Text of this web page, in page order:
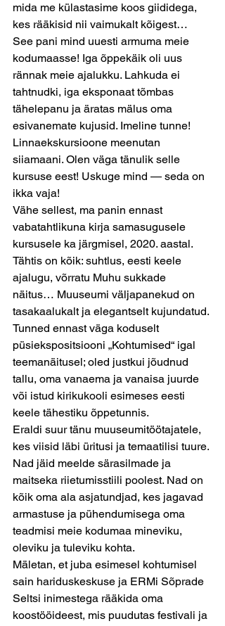
mida me külastasime koos giididega,
kes rääkisid nii vaimukalt kõigest…
See pani mind uuesti armuma meie
kodumaasse! Iga õppekäik oli uus
rännak meie ajalukku. Lahkuda ei
tahtnudki, iga eksponaat tõmbas
tähelepanu ja äratas mälus oma
esivanemate kujusid. Imeline tunne!
Linnaekskursioone meenutan
siiamaani. Olen väga tänulik selle
kursuse eest! Uskuge mind — seda on
ikka vaja!
Vähe sellest, ma panin ennast
vabatahtlikuna kirja samasugusele
kursusele ka järgmisel, 2020. aastal.
Tähtis on kõik: suhtlus, eesti keele
ajalugu, võrratu Muhu sukkade
näitus… Muuseumi väljapanekud on
tasakaalukalt ja elegantselt kujundatud.
Tunned ennast väga koduselt
püsiekspositsiooni „Kohtumised“ igal
teemanäitusel; oled justkui jõudnud
tallu, oma vanaema ja vanaisa juurde
või istud kirikukooli esimeses eesti
keele tähestiku õppetunnis.
Eraldi suur tänu muuseumitöötajatele,
kes viisid läbi üritusi ja temaatilisi tuure.
Nad jäid meelde särasilmade ja
maitseka riietumisstiili poolest. Nad on
kõik oma ala asjatundjad, kes jagavad
armastuse ja pühendumisega oma
teadmisi meie kodumaa mineviku,
oleviku ja tuleviku kohta.
Mäletan, et juba esimesel kohtumisel
sain hariduskeskuse ja ERMi Sõprade
Seltsi inimestega rääkida oma
koostööideest, mis puudutas festivali ja